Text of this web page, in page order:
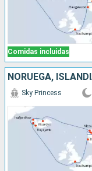
Comidas incluidas
NORUEGA,
Sky Princess